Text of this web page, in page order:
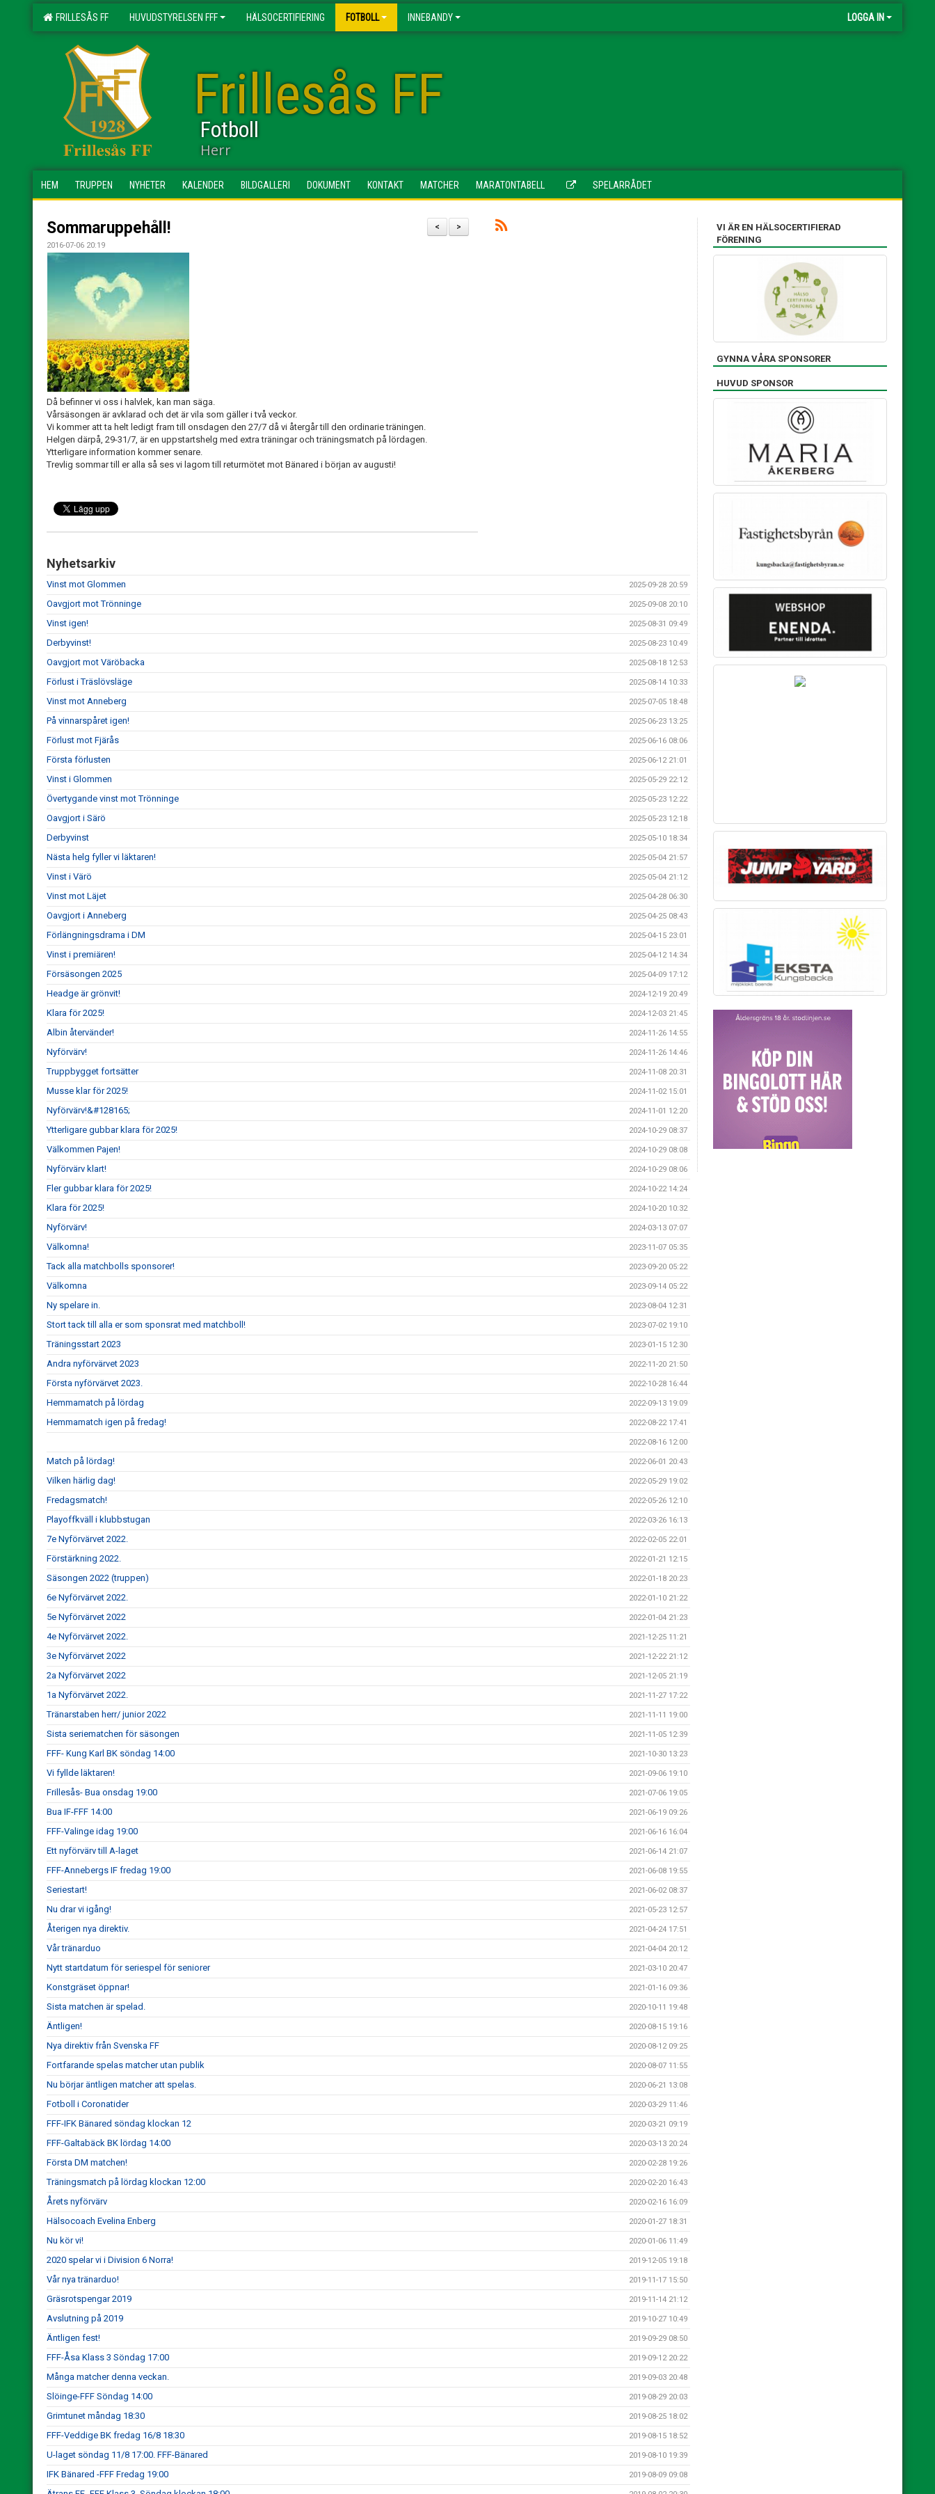
FRILLESÅS FF HUVUDSTYRELSEN FFF HÄLSOCERTIFIERING FOTBOLL INNEBANDY LOGGA IN
Frillesås FF
Fotboll
Herr
HEM TRUPPEN NYHETER KALENDER BILDGALLERI DOKUMENT KONTAKT MATCHER MARATONTABELL SPELARRÅDET
>
<
Sommaruppehåll!
2016-07-06 20:19
Då befinner vi oss i halvlek, kan man säga.
Vårsäsongen är avklarad och det är vila som gäller i två veckor.
Vi kommer att ta helt ledigt fram till onsdagen den 27/7 då vi återgår till den ordinarie träningen.
Helgen därpå, 29-31/7, är en uppstartshelg med extra träningar och träningsmatch på lördagen.
Ytterligare information kommer senare.
Trevlig sommar till er alla så ses vi lagom till returmötet mot Bänared i början av augusti!
Nyhetsarkiv
Vinst mot Glommen 2025-09-28 20:59
Oavgjort mot Trönninge 2025-09-08 20:10
Vinst igen! 2025-08-31 09:49
Derbyvinst! 2025-08-23 10:49
Oavgjort mot Väröbacka 2025-08-18 12:53
Förlust i Träslövsläge 2025-08-14 10:33
Vinst mot Anneberg 2025-07-05 18:48
På vinnarspåret igen! 2025-06-23 13:25
Förlust mot Fjärås 2025-06-16 08:06
Första förlusten 2025-06-12 21:01
Vinst i Glommen 2025-05-29 22:12
Övertygande vinst mot Trönninge 2025-05-23 12:22
Oavgjort i Särö 2025-05-23 12:18
Derbyvinst 2025-05-10 18:34
Nästa helg fyller vi läktaren! 2025-05-04 21:57
Vinst i Värö 2025-05-04 21:12
Vinst mot Läjet 2025-04-28 06:30
Oavgjort i Anneberg 2025-04-25 08:43
Förlängningsdrama i DM 2025-04-15 23:01
Vinst i premiären! 2025-04-12 14:34
Försäsongen 2025 2025-04-09 17:12
Headge är grönvit! 2024-12-19 20:49
Klara för 2025! 2024-12-03 21:45
Albin återvänder! 2024-11-26 14:55
Nyförvärv! 2024-11-26 14:46
Truppbygget fortsätter 2024-11-08 20:31
Musse klar för 2025! 2024-11-02 15:01
Nyförvärv!&#128165; 2024-11-01 12:20
Ytterligare gubbar klara för 2025! 2024-10-29 08:37
Välkommen Pajen! 2024-10-29 08:08
Nyförvärv klart! 2024-10-29 08:06
Fler gubbar klara för 2025! 2024-10-22 14:24
Klara för 2025! 2024-10-20 10:32
Nyförvärv! 2024-03-13 07:07
Välkomna! 2023-11-07 05:35
Tack alla matchbolls sponsorer! 2023-09-20 05:22
Välkomna 2023-09-14 05:22
Ny spelare in. 2023-08-04 12:31
Stort tack till alla er som sponsrat med matchboll! 2023-07-02 19:10
Träningsstart 2023 2023-01-15 12:30
Andra nyförvärvet 2023 2022-11-20 21:50
Första nyförvärvet 2023. 2022-10-28 16:44
Hemmamatch på lördag 2022-09-13 19:09
Hemmamatch igen på fredag! 2022-08-22 17:41
2022-08-16 12:00
Match på lördag! 2022-06-01 20:43
Vilken härlig dag! 2022-05-29 19:02
Fredagsmatch! 2022-05-26 12:10
Playoffkväll i klubbstugan 2022-03-26 16:13
7e Nyförvärvet 2022. 2022-02-05 22:01
Förstärkning 2022. 2022-01-21 12:15
Säsongen 2022 (truppen) 2022-01-18 20:23
6e Nyförvärvet 2022. 2022-01-10 21:22
5e Nyförvärvet 2022 2022-01-04 21:23
4e Nyförvärvet 2022. 2021-12-25 11:21
3e Nyförvärvet 2022 2021-12-22 21:12
2a Nyförvärvet 2022 2021-12-05 21:19
1a Nyförvärvet 2022. 2021-11-27 17:22
Tränarstaben herr/ junior 2022 2021-11-11 19:00
Sista seriematchen för säsongen 2021-11-05 12:39
FFF- Kung Karl BK söndag 14:00 2021-10-30 13:23
Vi fyllde läktaren! 2021-09-06 19:10
Frillesås- Bua onsdag 19:00 2021-07-06 19:05
Bua IF-FFF 14:00 2021-06-19 09:26
FFF-Valinge idag 19:00 2021-06-16 16:04
Ett nyförvärv till A-laget 2021-06-14 21:07
FFF-Annebergs IF fredag 19:00 2021-06-08 19:55
Seriestart! 2021-06-02 08:37
Nu drar vi igång! 2021-05-23 12:57
Återigen nya direktiv. 2021-04-24 17:51
Vår tränarduo 2021-04-04 20:12
Nytt startdatum för seriespel för seniorer 2021-03-10 20:47
Konstgräset öppnar! 2021-01-16 09:36
Sista matchen är spelad. 2020-10-11 19:48
Äntligen! 2020-08-15 19:16
Nya direktiv från Svenska FF 2020-08-12 09:25
Fortfarande spelas matcher utan publik 2020-08-07 11:55
Nu börjar äntligen matcher att spelas. 2020-06-21 13:08
Fotboll i Coronatider 2020-03-29 11:46
FFF-IFK Bänared söndag klockan 12 2020-03-21 09:19
FFF-Galtabäck BK lördag 14:00 2020-03-13 20:24
Första DM matchen! 2020-02-28 19:26
Träningsmatch på lördag klockan 12:00 2020-02-20 16:43
Årets nyförvärv 2020-02-16 16:09
Hälsocoach Evelina Enberg 2020-01-27 18:31
Nu kör vi! 2020-01-06 11:49
2020 spelar vi i Division 6 Norra! 2019-12-05 19:18
Vår nya tränarduo! 2019-11-17 15:50
Gräsrotspengar 2019 2019-11-14 21:12
Avslutning på 2019 2019-10-27 10:49
Äntligen fest! 2019-09-29 08:50
FFF-Åsa Klass 3 Söndag 17:00 2019-09-12 20:22
Många matcher denna veckan. 2019-09-03 20:48
Slöinge-FFF Söndag 14:00 2019-08-29 20:03
Grimtunet måndag 18:30 2019-08-25 18:02
FFF-Veddige BK fredag 16/8 18:30 2019-08-15 18:52
U-laget söndag 11/8 17:00. FFF-Bänared 2019-08-10 19:39
IFK Bänared -FFF Fredag 19:00 2019-08-09 09:08
VI ÄR EN HÄLSOCERTIFIERAD
FÖRENING
GYNNA VÅRA SPONSORER
HUVUD SPONSOR
SILVER SPONSOR